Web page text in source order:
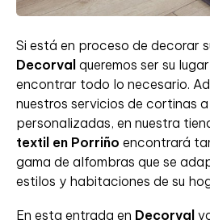
Si está en proceso de decorar
Decorval queremos ser su
encontrar todo lo necesario.
nuestros servicios de cortinas
personalizadas, en nuestra
textil en Porriño encontrará
gama de alfombras que se
estilos y habitaciones de su
En esta entrada en Decorval